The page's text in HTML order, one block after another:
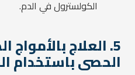
الكولسترول في الدم.
5. العلاج
الحصى باستخدام